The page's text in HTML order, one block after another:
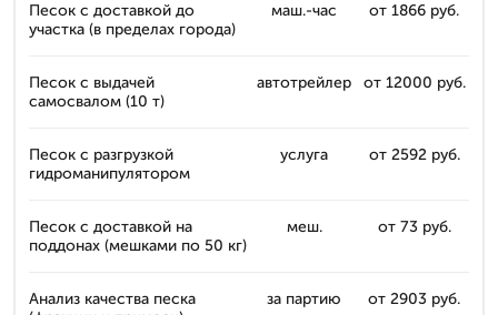
Песок с доставкой до
участка (в пределах города)
маш.-час от 1866 руб.
Песок с выдачей
самосвалом (10 т)
автотрейлер от 12000 руб.
Песок с разгрузкой
гидроманипулятором
услуга от 2592 руб.
Песок с доставкой на
поддонах (мешками по 50 кг)
меш. от 73 руб.
Анализ качества песка
за партию от 2903 руб.